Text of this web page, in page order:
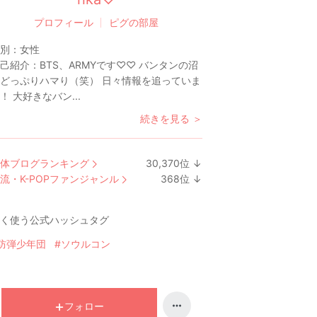
プロフィール ピグの部屋
： 女性
紹介： BTS、ARMYです♡♡ バンタンの沼
っぷりハマり（笑） 日々情報を追っていま
大好きなバン...
続きを見る ＞
ブログランキング 30,370位 ↓
・K-POPファンジャンル 368位 ↓
使う公式ハッシュタグ
弾少年団 #ソウルコン
フォロー